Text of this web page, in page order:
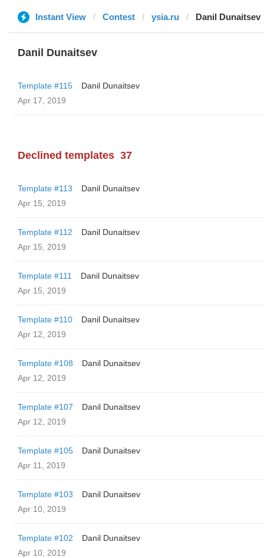
Instant View Contest ysia.ru Danil Dunaitsev
Danil Dunaitsev
Template #115
Danil Dunaitsev
Apr 17, 2019
Declined templates 37
Template #113
Danil Dunaitsev
Apr 15, 2019
Template #112
Danil Dunaitsev
Apr 15, 2019
Template #111
Danil Dunaitsev
Apr 15, 2019
Template #110
Danil Dunaitsev
Apr 12, 2019
Template #108
Danil Dunaitsev
Apr 12, 2019
Template #107
Danil Dunaitsev
Apr 12, 2019
Template #105
Danil Dunaitsev
Apr 11, 2019
Template #103
Danil Dunaitsev
Apr 10, 2019
Template #102
Danil Dunaitsev
Apr 10, 2019